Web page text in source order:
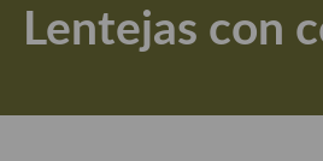
Lentejas con